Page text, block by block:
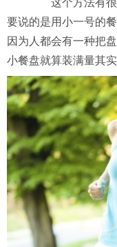
要说的是用小一号的
因为人都会有一种把
小餐盘就算装满量其实